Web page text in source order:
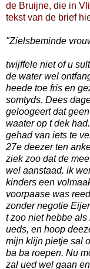
de Bruijne, die in
tekst van de brief
"Zielsbeminde
twijffele niet of u
de water wel
heede toe fris en
somtyds. Dees
geloogeert dat
waater op t dek
gehad van iets te
27e deezer ten
ziek zoo dat de
wel aanstaad. ik
kinders een
voorpaase was
zonder negotie
t zoo niet hebbe
ueds, en hoop
mijn klijn pietje sal
ba ba roepen. Nu
zal ued wel gaan